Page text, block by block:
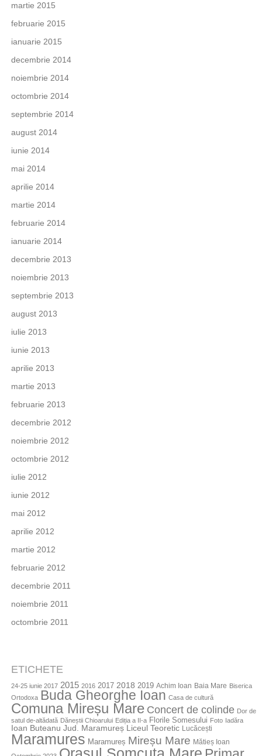
martie 2015
februarie 2015
ianuarie 2015
decembrie 2014
noiembrie 2014
octombrie 2014
septembrie 2014
august 2014
iunie 2014
mai 2014
aprilie 2014
martie 2014
februarie 2014
ianuarie 2014
decembrie 2013
noiembrie 2013
septembrie 2013
august 2013
iulie 2013
iunie 2013
aprilie 2013
martie 2013
februarie 2013
decembrie 2012
noiembrie 2012
octombrie 2012
iulie 2012
iunie 2012
mai 2012
aprilie 2012
martie 2012
februarie 2012
decembrie 2011
noiembrie 2011
octombrie 2011
ETICHETE
24-25 iunie 2017 2015 2016 2017 2018 2019 Achim Ioan Baia Mare Biserica
Ortodoxa
Buda Gheorghe Ioan Casa de cultură
Comuna Mireșu Mare Concert de colinde Dor de
satul de-altădată Dăneștii Chioarului Ediția a II-a Florile Somesului Foto Iadăra
Ioan Buteanu Jud. Maramureș Liceul Teoretic Lucăcești
Maramures Maramureș Mireșu Mare Mătieș Ioan